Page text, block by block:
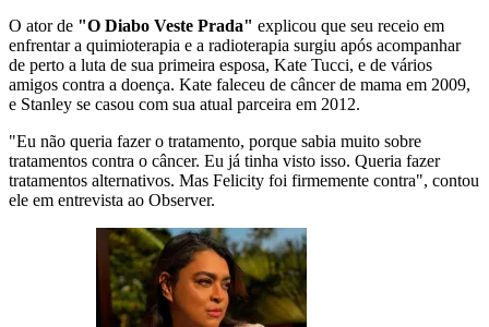
O ator de "O Diabo Veste Prada" explicou que seu receio em
enfrentar a quimioterapia e a radioterapia surgiu após acompanhar
de perto a luta de sua primeira esposa, Kate Tucci, e de vários
amigos contra a doença. Kate faleceu de câncer de mama em 2009,
e Stanley se casou com sua atual parceira em 2012.
"Eu não queria fazer o tratamento, porque sabia muito sobre
tratamentos contra o câncer. Eu já tinha visto isso. Queria fazer
tratamentos alternativos. Mas Felicity foi firmemente contra", contou
ele em entrevista ao Observer.